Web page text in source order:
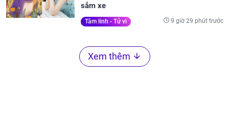
sắm xe
Tâm linh - Tử vi 9 giờ 29 phút trước
Xem thêm